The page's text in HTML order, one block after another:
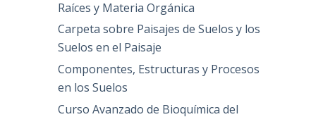
Raíces y Materia Orgánica
Carpeta sobre Paisajes de Suelos y los
Suelos en el Paisaje
Componentes, Estructuras y Procesos
en los Suelos
Curso Avanzado de Bioquímica del